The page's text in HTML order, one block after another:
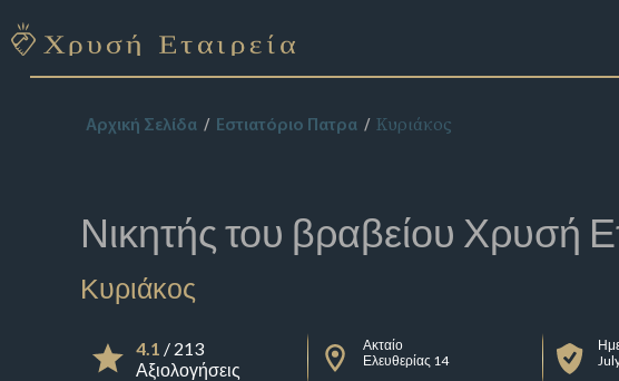
Αρχική Σελίδα Εστιατόριο Πατρα Κυριάκος
Νικητής του βραβείου Χρυσή
Κυριάκος
4.1 / 213
Αξιολογήσεις
Ακταίο
Ελευθερίας 14